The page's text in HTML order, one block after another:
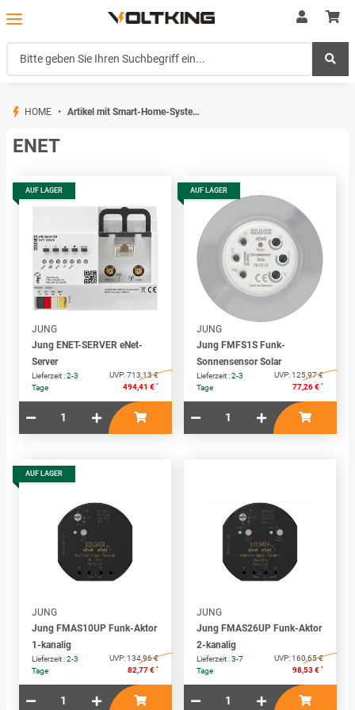
HOME Artikel mit Smart-Home-System: eNet
ENET
AUF LAGER
JUNG
Jung ENET-SERVER eNet-
Server
Lieferzeit :2-3
Tage
UVP:713,13 €
494,41 € *
AUF LAGER
JUNG
Jung FMFS1S Funk-
Sonnensensor Solar
Lieferzeit :2-3
Tage
UVP:125,97 €
77,26 € *
AUF LAGER
JUNG
Jung FMAS10UP Funk-Aktor
1-kanalig
Lieferzeit :2-3
Tage
UVP:134,96 €
82,77 € *
JUNG
Jung FMAS26UP Funk-Aktor
2-kanalig
Lieferzeit :3-7
Tage
UVP:160,65 €
98,53 € *